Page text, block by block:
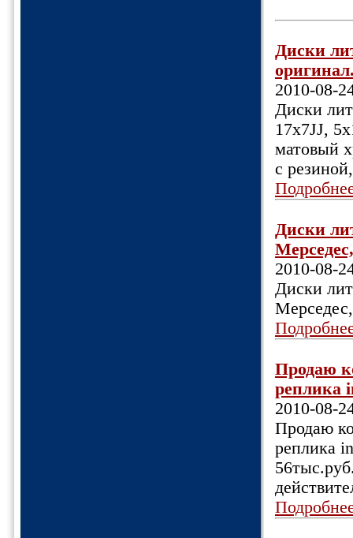
Диски
2010-08-
Диски
17х7JJ,
матовый
с
Диски
2010-08-
Диски
Продаю
реплика
2010-08-
Продаю
реплика